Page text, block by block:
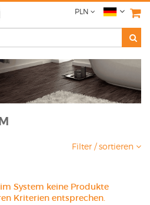
PLN
Filter / sortieren
System keine Produkte
Kriterien entsprechen.